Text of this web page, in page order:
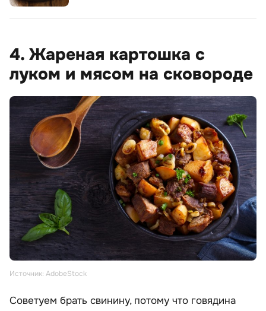
4. Жареная картошка с
луком и мясом на сковороде
Источник: AdobeStock
Советуем брать свинину, потому что говядина